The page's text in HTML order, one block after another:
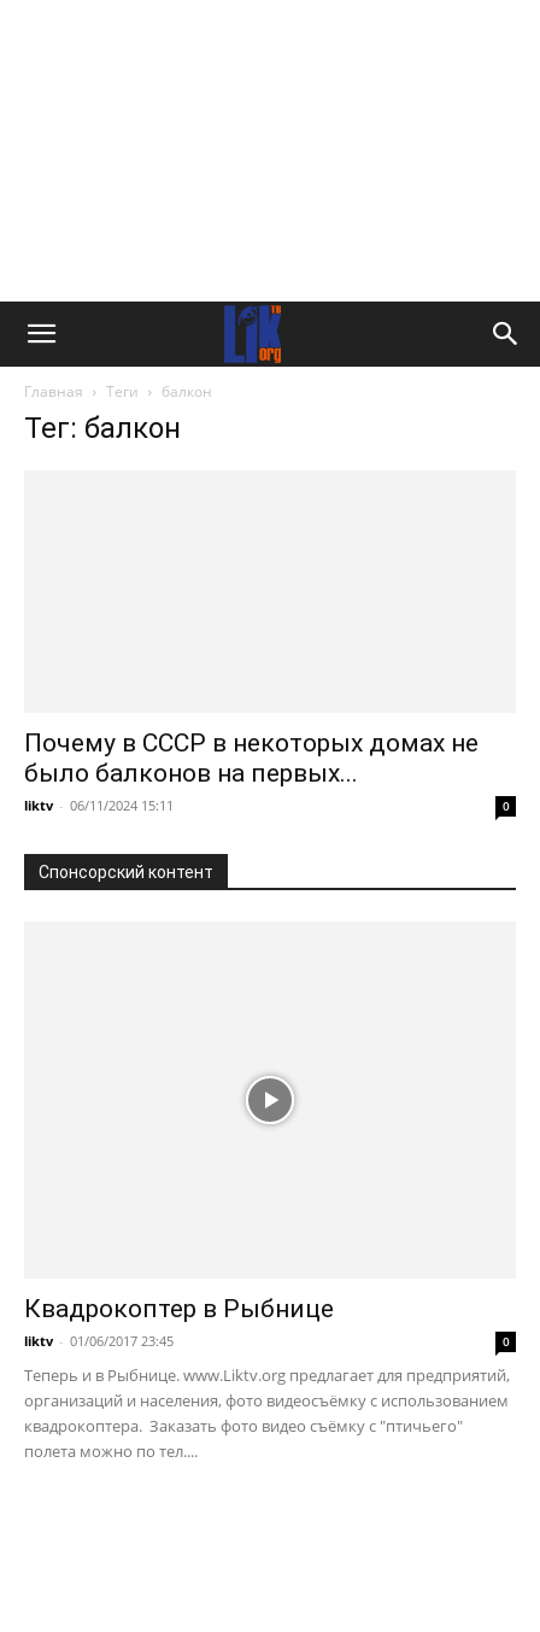
Главная Теги балкон
Тег: балкон
Почему в СССР в некоторых домах не
было балконов на первых...
liktv - 06/11/2024 15:11 0
Спонсорский контент
Квадрокоптер в Рыбнице
liktv - 01/06/2017 23:45 0
Теперь и в Рыбнице. www.Liktv.org предлагает для предприятий,
организаций и населения, фото видеосъёмку с использованием
квадрокоптера. Заказать фото видео съёмку с "птичьего"
полета можно по тел....